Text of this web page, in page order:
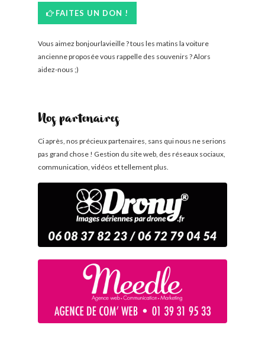
FAITES UN DON !
Vous aimez bonjourlavieille ? tous les matins la voiture
ancienne proposée vous rappelle des souvenirs ? Alors
aidez-nous ;)
Nos partenaires
Ci après, nos précieux partenaires, sans qui nous ne serions
pas grand chose ! Gestion du site web, des réseaux sociaux,
communication, vidéos et tellement plus.